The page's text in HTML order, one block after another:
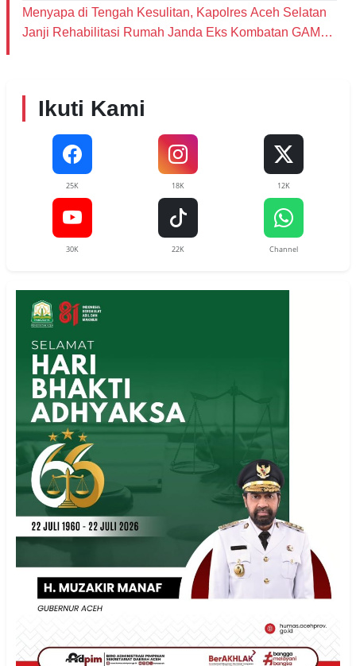
Menyapa di Tengah Kesulitan, Kapolres Aceh Selatan
Janji Rehabilitasi Rumah Janda Eks Kombatan GAM
Ikuti Kami
25K 18K 12K
30K 22K Channel